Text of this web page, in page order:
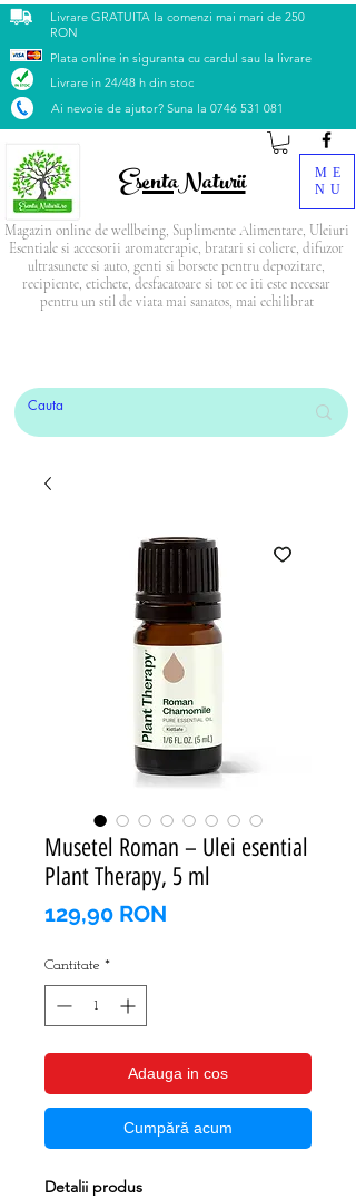
EsentaNaturii
Livrare GRATUITA la comenzi mai mari de 250
RON
Plata online in siguranta cu cardul sau la livrare
Livrare in 24/48 h din stoc
Ai nevoie de ajutor? Suna la 0746 531 081
ME
NU
Magazin online de wellbeing, Suplimente Alimentare, Uleiuri
Esentiale si accesorii aromaterapie, bratari si coliere, difuzor
ultrasunete si auto, genti si borsete pentru depozitare,
recipiente, etichete, desfacatoare si tot ce iti este necesar
pentru un stil de viata mai sanatos, mai echilibrat
Musetel Roman – Ulei esential
Plant Therapy, 5 ml
129,90 RON
Cantitate *
Adauga in cos
Cumpără acum
Detalii produs